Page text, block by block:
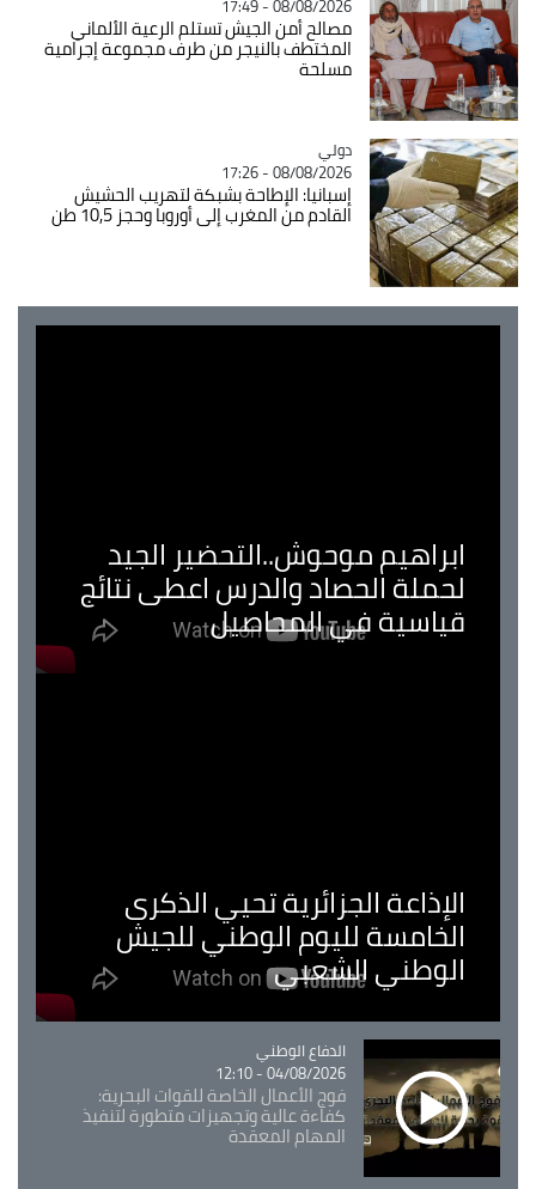
مصالح أمن الجيش تستلم الرعية الألماني
المختطف بالنيجر من طرف مجموعة إجرامية
مسلحة
Catégorie
دولي
08/08/2026 - 17:26
إسبانيا: الإطاحة بشبكة لتهريب الحشيش
القادم من المغرب إلى أوروبا وحجز 10,5 طن
ابراهيم موحوش..التحضير الجيد
لحملة الحصاد والدرس اعطى نتائج
قياسية في المحاصيل
الإذاعة الجزائرية تحيي الذكرى
الخامسة لليوم الوطني للجيش
الوطني الشعبي
Catégorie
الدفاع الوطني
04/08/2026 - 12:10
فوج الأعمال الخاصة للقوات البحرية:
كفاءة عالية وتجهيزات متطورة لتنفيذ
المهام المعقدة